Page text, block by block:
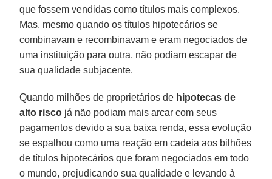
que fossem vendidas como títulos mais complexos.
Mas, mesmo quando os títulos hipotecários se
combinavam e recombinavam e eram negociados de
uma instituição para outra, não podiam escapar de
sua qualidade subjacente.
Quando milhões de proprietários de hipotecas de
alto risco já não podiam mais arcar com seus
pagamentos devido a sua baixa renda, essa evolução
se espalhou como uma reação em cadeia aos bilhões
de títulos hipotecários que foram negociados em todo
o mundo, prejudicando sua qualidade e levando à